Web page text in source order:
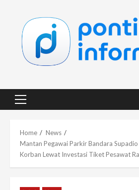
content
Primary
Home
News
Mantan Pegawai Parkir Bandara
Korban Lewat Investasi Tiket Pesawat